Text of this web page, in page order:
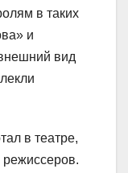
в таких
и
вид
в театре,
режиссеров.